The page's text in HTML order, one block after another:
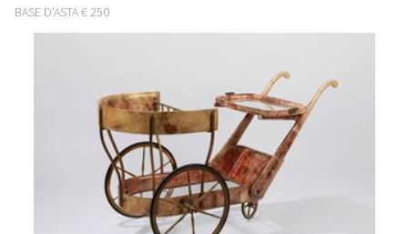
BASE D'ASTA€ 250